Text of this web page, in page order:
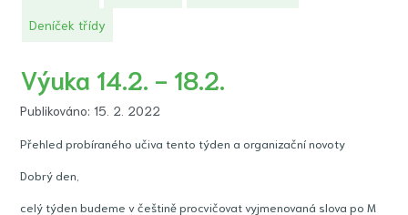
Deníček třídy
Výuka 14.2. - 18.2.
Publikováno: 15. 2. 2022
Přehled probíraného učiva tento týden a organizační novoty
Dobrý den,
celý týden budeme v češtině procvičovat vyjmenovaná slova po M